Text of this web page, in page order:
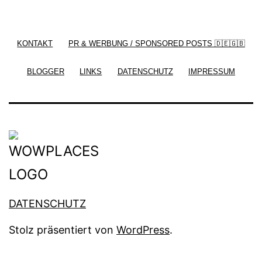
KONTAKT PR & WERBUNG / SPONSORED POSTS 🇩🇪🇬🇧
BLOGGER LINKS DATENSCHUTZ IMPRESSUM
DATENSCHUTZ
Stolz präsentiert von WordPress.